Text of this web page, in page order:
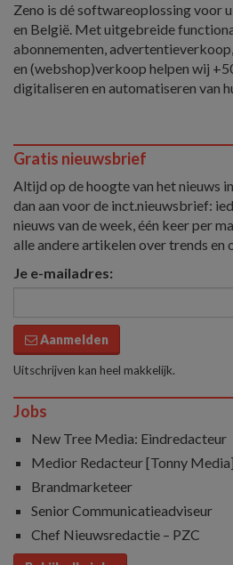
Zeno is dé softwareoplossing voor
en België. Met uitgebreide
abonnementen,
en (webshop)verkoop helpen wij
digitaliseren en automatiseren van
Gratis nieuwsbrief
Altijd op de hoogte van het nieuws
dan aan voor de inct.nieuwsbrief:
nieuws van de week, één keer per
alle andere artikelen over trends en
Je e-mailadres:
Aanmelden
Uitschrijven kan heel makkelijk.
Jobs
New Tree Media: Eindredacteur
Medior Redacteur [Tonny Media]
Brandmarketeer
Senior Communicatieadviseur
Chef Nieuwsredactie – PZC